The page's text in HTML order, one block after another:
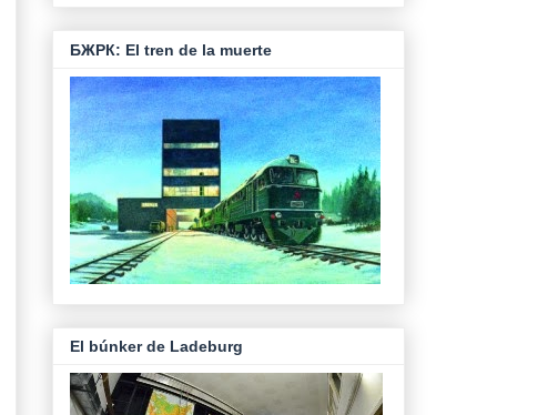
БЖРК: El tren de la muerte
El búnker de Ladeburg